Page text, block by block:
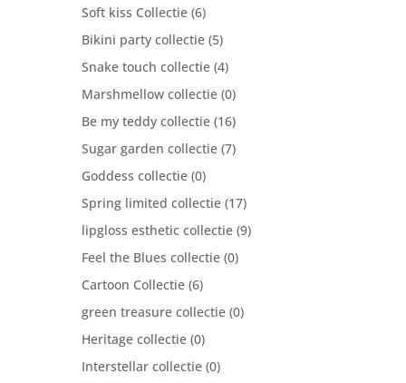
Soft kiss Collectie (6)
Bikini party collectie (5)
Snake touch collectie (4)
Marshmellow collectie (0)
Be my teddy collectie (16)
Sugar garden collectie (7)
Goddess collectie (0)
Spring limited collectie (17)
lipgloss esthetic collectie (9)
Feel the Blues collectie (0)
Cartoon Collectie (6)
green treasure collectie (0)
Heritage collectie (0)
Interstellar collectie (0)